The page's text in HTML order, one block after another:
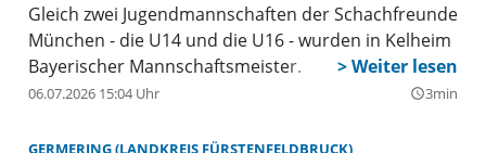
Gleich zwei Jugendmannschaften der Schachfreunde
München - die U14 und die U16 - wurden in Kelheim
Bayerischer Mannschaftsmeister.
06.07.2026 15:04 Uhr query_builder3min
GERMERING (LANDKREIS FÜRSTENFELDBRUCK)